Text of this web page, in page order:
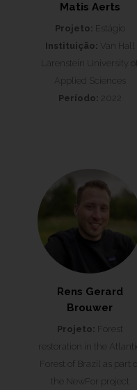
Matis Aerts
Projeto: Estágio
Instituição: Van Hall
Larenstein University of
Applied Sciences
Período:
Rens Gerard
Brouwer
Projeto: Forest
restoration in the Atlantic
Forest of Brazil as part of
the NewFor project